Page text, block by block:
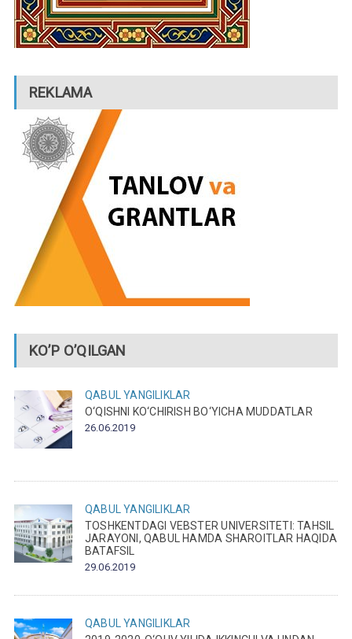
REKLAMA
KO’P O’QILGAN
QABUL YANGILIKLAR
O‘QISHNI KO‘CHIRISH BO‘YICHA MUDDATLAR
26.06.2019
QABUL YANGILIKLAR
TOSHKENTDAGI VEBSTER UNIVERSITETI: TAHSIL
JARAYONI, QABUL HAMDA SHAROITLAR HAQIDA
BATAFSIL
29.06.2019
QABUL YANGILIKLAR